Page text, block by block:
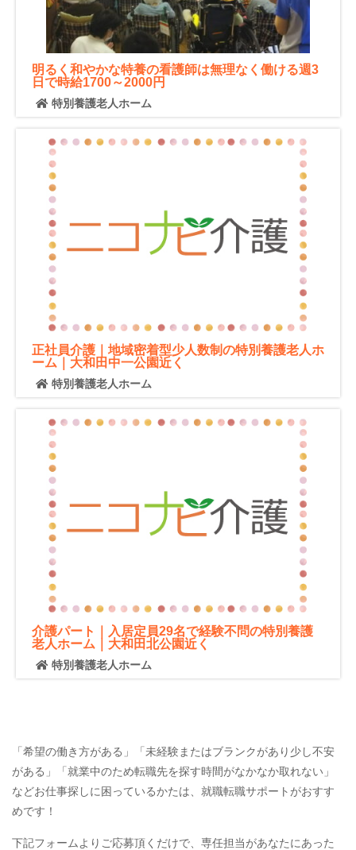
明るく和やかな特養の看護師は無理なく働ける週3
日で時給1700～2000円
特別養護老人ホーム
正社員介護｜地域密着型少人数制の特別養護老人ホ
ーム｜大和田中一公園近く
特別養護老人ホーム
介護パート｜入居定員29名で経験不問の特別養護
老人ホーム｜大和田北公園近く
特別養護老人ホーム
「希望の働き方がある」「未経験またはブランクがあり少し不安
がある」「就業中のため転職先を探す時間がなかなか取れない」
などお仕事探しに困っているかたは、就職転職サポートがおすす
めです！
下記フォームよりご応募頂くだけで、専任担当があなたにあった